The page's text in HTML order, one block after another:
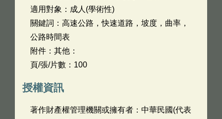
適用對象：成人(學術性)
關鍵詞：高速公路，快速道路，坡度，曲率，
公路時間表
附件：其他：
頁/張/片數：100
授權資訊
著作財產權管理機關或擁有者：中華民國(代表